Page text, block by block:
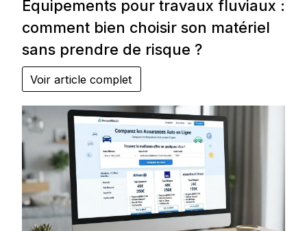
Équipements pour travaux fluviaux :
comment bien choisir son matériel
sans prendre de risque ?
Voir article complet